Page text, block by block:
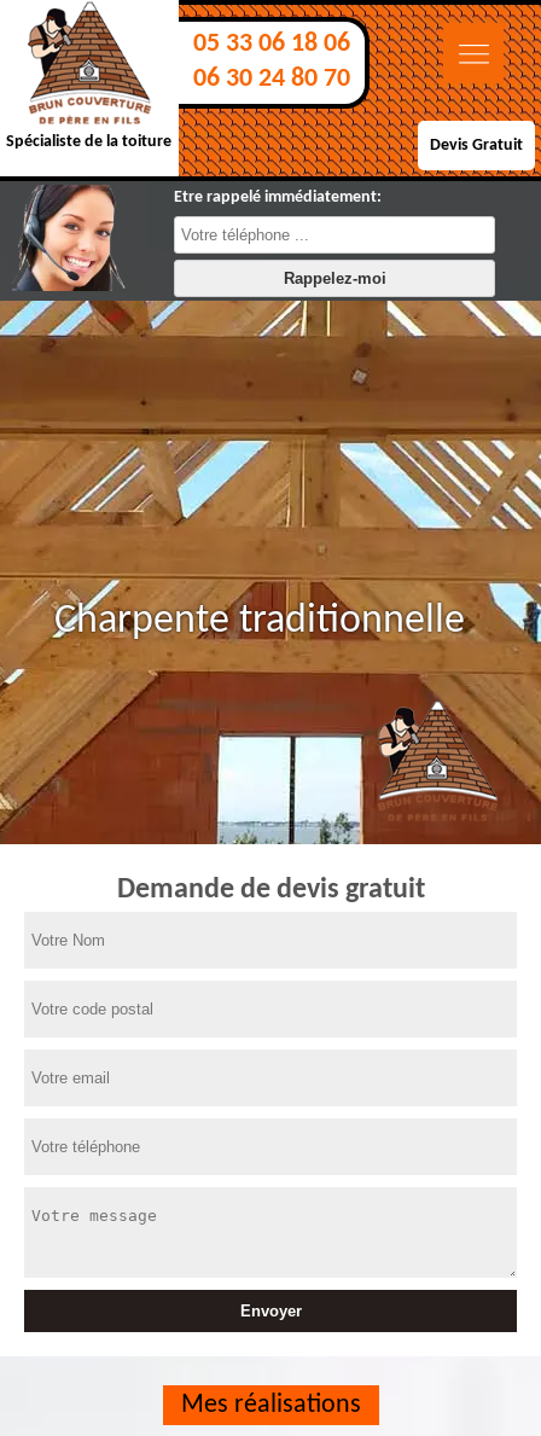
Spécialiste de la toiture
05 33 06 18 06
06 30 24 80 70
Devis Gratuit
Etre rappelé immédiatement:
Charpente traditionnelle
Demande de devis gratuit
Mes réalisations